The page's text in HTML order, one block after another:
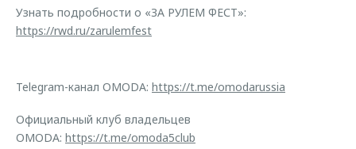
Узнать подробности о «ЗА РУЛЕМ ФЕСТ»:
https://rwd.ru/zarulemfest
Telegram-канал OMODA: https://t.me/omodarussia
Официальный клуб владельцев
OMODA: https://t.me/omoda5club